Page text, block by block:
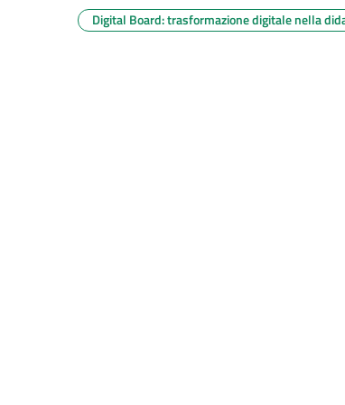
Digital Board: trasformazione digitale nella